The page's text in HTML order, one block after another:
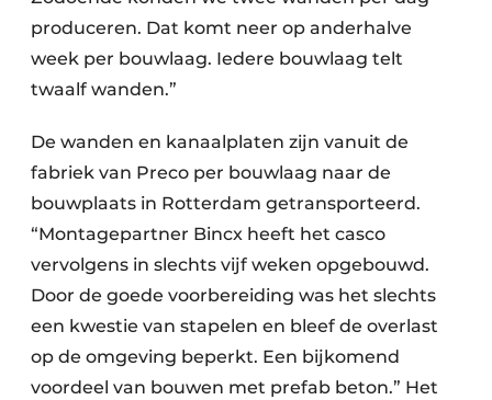
produceren. Dat komt neer op anderhalve
week per bouwlaag. Iedere bouwlaag telt
twaalf wanden.”
De wanden en kanaalplaten zijn vanuit de
fabriek van Preco per bouwlaag naar de
bouwplaats in Rotterdam getransporteerd.
“Montagepartner Bincx heeft het casco
vervolgens in slechts vijf weken opgebouwd.
Door de goede voorbereiding was het slechts
een kwestie van stapelen en bleef de overlast
op de omgeving beperkt. Een bijkomend
voordeel van bouwen met prefab beton.” Het